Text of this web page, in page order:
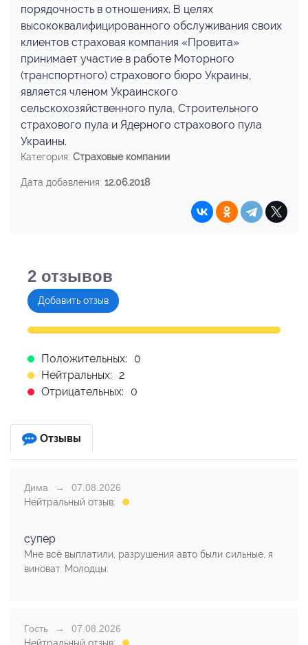
порядочность в отношениях. В целях
высококвалифицированного обслуживания своих
клиентов страховая компания «Провита»
принимает участие в работе Моторного
(транспортного) страхового бюро Украины,
является членом Украинского
сельскохозяйственного пула, Строительного
страхового пула и Ядерного страхового пула
Украины.
Категория: Страховые компании
Дата добавления: 12.06.2018
2 отзывов
Добавить отзыв
Положительных:
0
Нейтральных:
2
Отрицательных:
0
Отзывы
Дима
07.08.2026
Нейтральный отзыв:
супер
Мне всё выплатили, разрушения авто были сильные, я
виноват. Молодцы.
Гость
07.08.2026
Нейтральный отзыв: